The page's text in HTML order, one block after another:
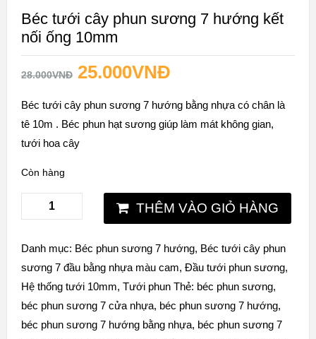
Béc tưới cây phun sương 7 hướng kết
nối ống 10mm
28.000VNĐ 25.000VNĐ
Béc tưới cây phun sương 7 hướng bằng nhựa có chân là
tê 10m . Béc phun hạt sương giúp làm mát không gian,
tưới hoa cây
Còn hàng
THÊM VÀO GIỎ HÀNG
Danh mục: Béc phun sương 7 hướng, Béc tưới cây phun
sương 7 đầu bằng nhựa màu cam, Đầu tưới phun sương,
Hệ thống tưới 10mm, Tưới phun Thẻ: béc phun sương,
béc phun sương 7 cửa nhựa, béc phun sương 7 hướng,
béc phun sương 7 hướng bằng nhựa, béc phun sương 7